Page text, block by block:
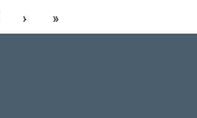
› »